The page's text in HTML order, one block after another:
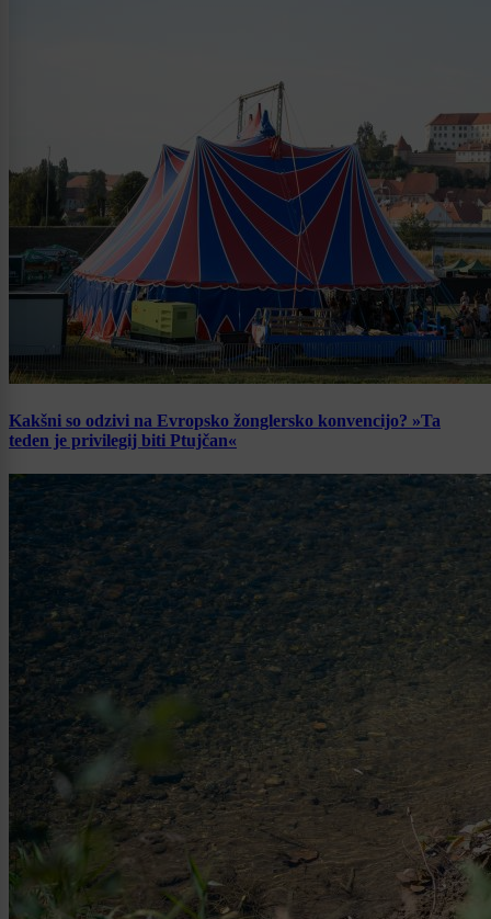
Kakšni so odzivi na Evropsko žonglersko konvencijo? »Ta
teden je privilegij biti Ptujčan«